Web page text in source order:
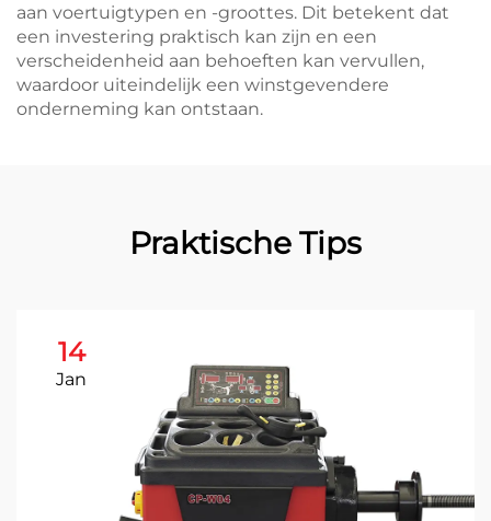
aan voertuigtypen en -groottes. Dit betekent dat
een investering praktisch kan zijn en een
verscheidenheid aan behoeften kan vervullen,
waardoor uiteindelijk een winstgevendere
onderneming kan ontstaan.
Praktische Tips
14
Jan